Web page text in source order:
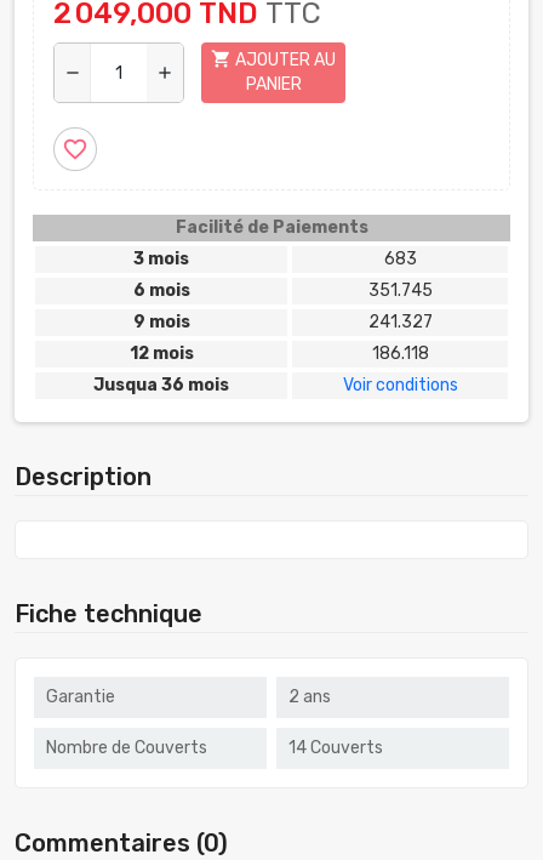
2 049,000 TND TTC
remove add
shopping_cart AJOUTER AU
PANIER
favorite_border
Facilité de Paiements
3 mois
683
6 mois
351.745
9 mois
241.327
12 mois
186.118
Jusqua 36 mois
Voir conditions
Description
Fiche technique
Garantie 2 ans
Nombre de Couverts 14 Couverts
Commentaires (0)